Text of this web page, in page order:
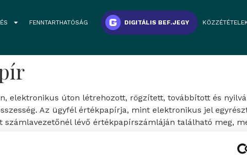
FENNTARTHATÓSÁG DIGITÁLIS BEF.JEGY
elektronikus úton létrehozott, rögzített, továbbított és
Az ügyfél értékpapírja, mint elektronikus jel
lévő értékpapírszámláján található meg,